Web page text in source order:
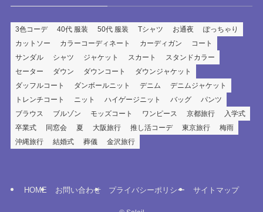
3色コーデ 40代 服装 50代 服装 Tシャツ お通夜
ぽっちゃり
カットソー
カラーコーディネート カーディガン
コート
サンダル
シャツ ジャケット スカート
スタンドカラー
セーター
ダウン ダウンコート
ダウンジャケット
ダッフルコート
ダンボールニット デニム
デニムジャケット
トレンチコート
ニット ハイゲージニット バッグ
パンツ
ブラウス
ブルゾン モッズコート ワンピース 京都旅行
入学式
卒業式
同窓会 夏 大阪旅行 推し活コーデ 東京旅行
梅雨
沖縄旅行
結婚式 葬儀 金沢旅行
HOME お問い合わせ プライバシーポリシー サイトマップ